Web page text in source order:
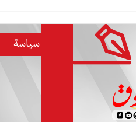
سياسة